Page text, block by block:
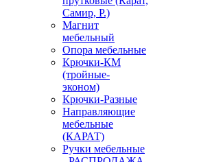
Самир, Р.)
Магнит
мебельный
Опора мебельные
Крючки-КМ
(тройные-
эконом)
Крючки-Разные
Направляющие
мебельные
(КАРАТ)
Ручки мебельные